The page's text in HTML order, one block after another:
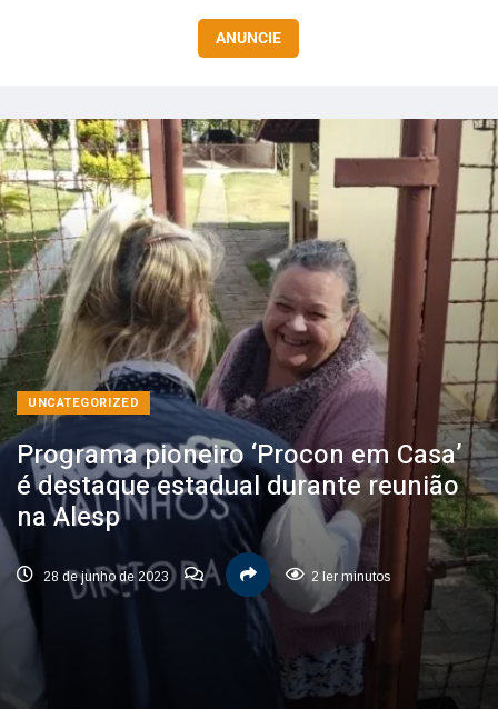
ANUNCIE
UNCATEGORIZED
Programa pioneiro ‘Procon em Casa’
é destaque estadual durante reunião
na Alesp
28 de junho de 2023 2 ler minutos